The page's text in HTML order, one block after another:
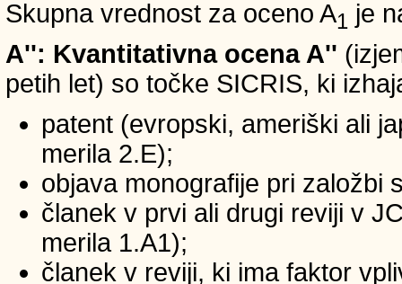
Skupna vrednost za oceno A1 je
A'': Kvantitativna ocena A''
petih let) so točke SICRIS, ki
patent (evropski, ameriški ali
merila 2.E);
objava monografije pri založbi
članek v prvi ali drugi reviji v
merila 1.A1);
članek v reviji, ki ima faktor